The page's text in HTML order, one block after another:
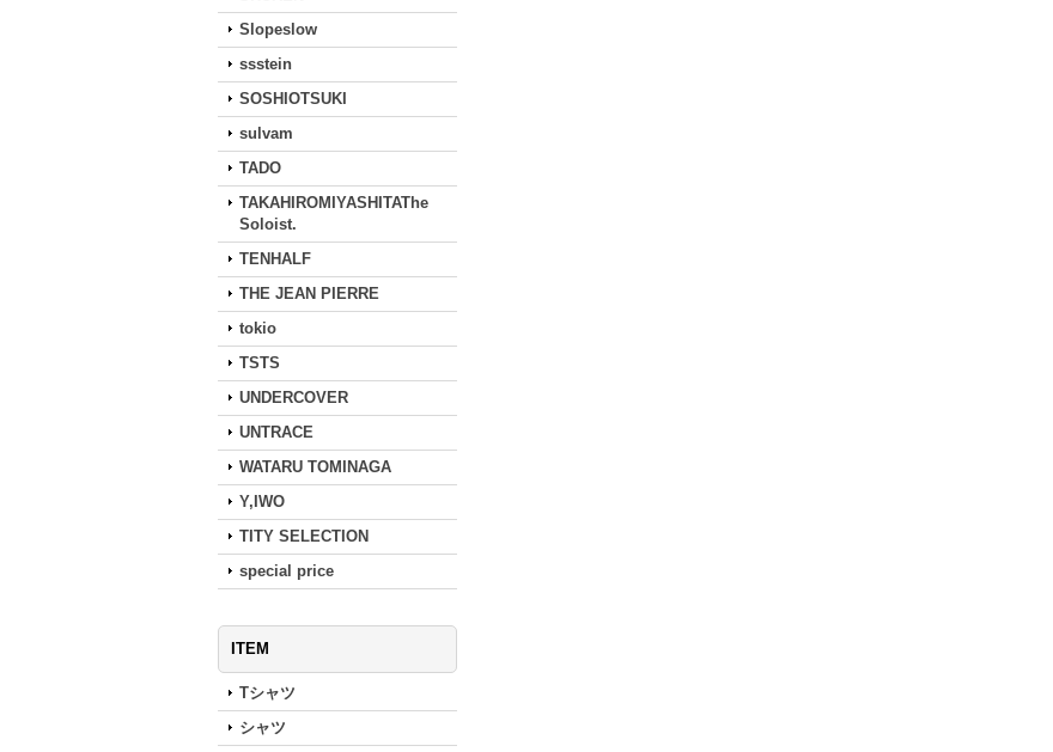
Slopeslow
ssstein
SOSHIOTSUKI
sulvam
TADO
TAKAHIROMIYASHITAThe
Soloist.
TENHALF
THE JEAN PIERRE
tokio
TSTS
UNDERCOVER
UNTRACE
WATARU TOMINAGA
Y,IWO
TITY SELECTION
special price
ITEM
Tシャツ
シャツ